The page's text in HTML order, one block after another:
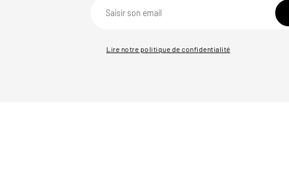
Lire notre politique de confidentialité